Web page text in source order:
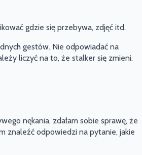
gdzie się przebywa, zdjęć itd.
gestów. Nie odpowiadać na
liczyć na to, że stalker się zmieni.
nękania, zdałam sobie sprawę, że
znaleźć odpowiedzi na pytanie, jakie